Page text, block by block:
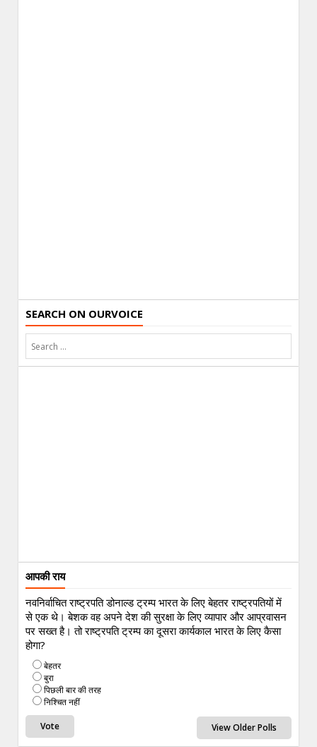
SEARCH ON OURVOICE
आपकी राय
नवनिर्वाचित राष्ट्रपति डोनाल्ड ट्रम्प भारत के लिए बेहतर राष्ट्रपतियों में
से एक थे। बेशक वह अपने देश की सुरक्षा के लिए व्यापार और आप्रवासन
पर सख्त है। तो राष्ट्रपति ट्रम्प का दूसरा कार्यकाल भारत के लिए कैसा
होगा?
बेहतर
बुरा
पिछली बार की तरह
निश्चित नहीं
View Older Polls